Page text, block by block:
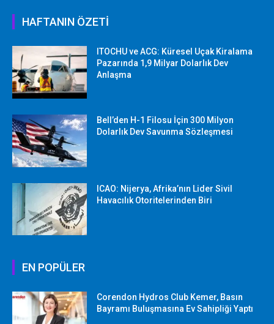
HAFTANIN ÖZETİ
ITOCHU ve ACG: Küresel Uçak Kiralama
Pazarında 1,9 Milyar Dolarlık Dev
Anlaşma
Bell’den H-1 Filosu İçin 300 Milyon
Dolarlık Dev Savunma Sözleşmesi
ICAO: Nijerya, Afrika’nın Lider Sivil
Havacılık Otoritelerinden Biri
EN POPÜLER
Corendon Hydros Club Kemer, Basın
Bayramı Buluşmasına Ev Sahipliği Yaptı